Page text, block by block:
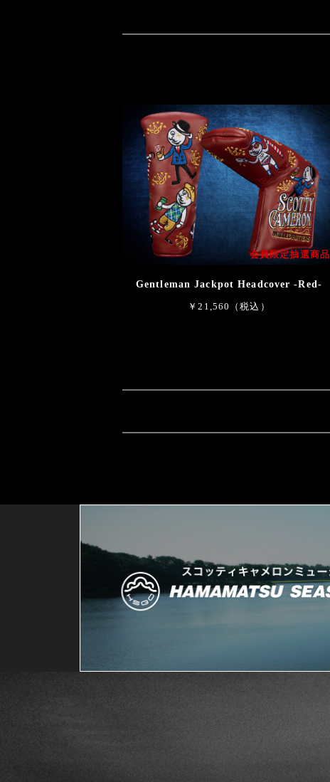
会員限定抽選商品
Gentleman Jackpot Headcover -Red-
￥21,560（税込）